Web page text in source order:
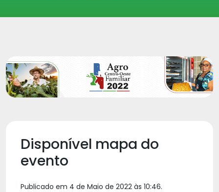
Disponível mapa do
evento
Publicado em 4 de Maio de 2022 às 10:46.